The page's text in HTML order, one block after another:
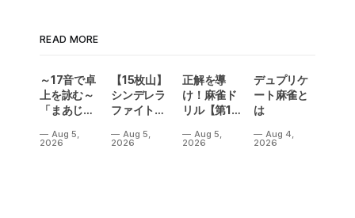
READ MORE
～17音で卓
上を詠む～
「まあじゃ
2026」が
Aug 5,
2026
【15枚山】
シンデレラ
ファイトに
ガリが発
Aug 5,
2026
正解を導
け！麻雀ド
リル【第13
Aug 5,
2026
デュプリケ
ート麻雀と
は
Aug 4,
2026